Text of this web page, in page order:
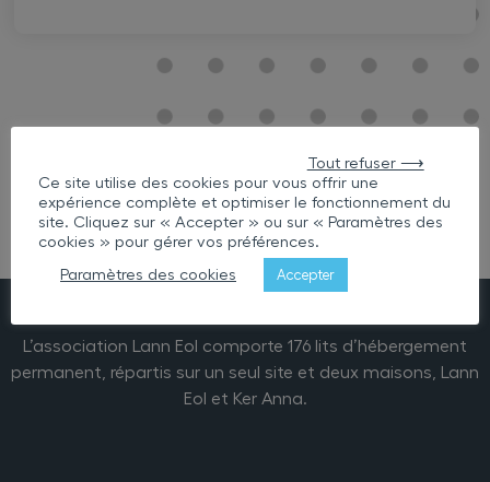
L’association Lann Eol comporte 176 lits d’hébergement
permanent, répartis sur un seul site et deux maisons, Lann
Eol et Ker Anna.
Tout refuser ⟶
Ce site utilise des cookies pour vous offrir une
expérience complète et optimiser le fonctionnement du
site. Cliquez sur « Accepter » ou sur « Paramètres des
cookies » pour gérer vos préférences.
Paramètres des cookies
Accepter